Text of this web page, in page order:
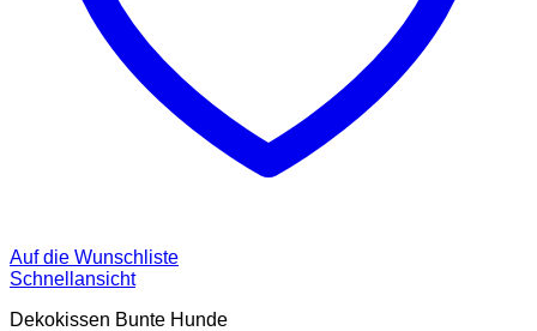
Auf die Wunschliste
Schnellansicht
Dekokissen Bunte Hunde